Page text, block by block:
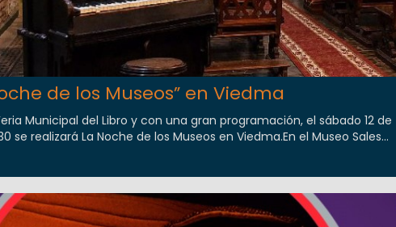
de los Museos” en Viedma
Municipal del Libro y con una gran programación, el sábado 12 de
se realizará La Noche de los Museos en Viedma.En el Museo Sales...